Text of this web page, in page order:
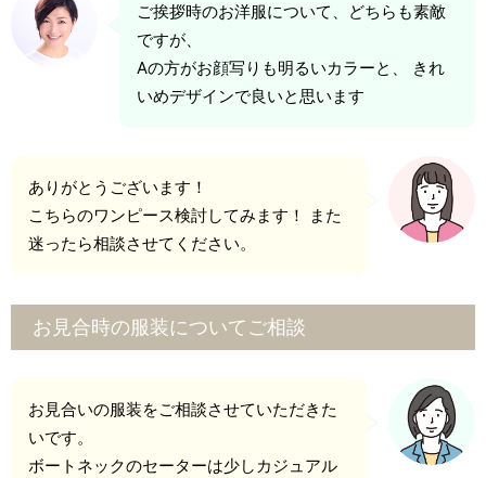
ご挨拶時のお洋服について、どちらも素敵
ですが、
Aの方がお顔写りも明るいカラーと、 きれ
いめデザインで良いと思います
ありがとうございます！
こちらのワンピース検討してみます！ また
迷ったら相談させてください。
お見合時の服装についてご相談
お見合いの服装をご相談させていただきた
いです。
ボートネックのセーターは少しカジュアル